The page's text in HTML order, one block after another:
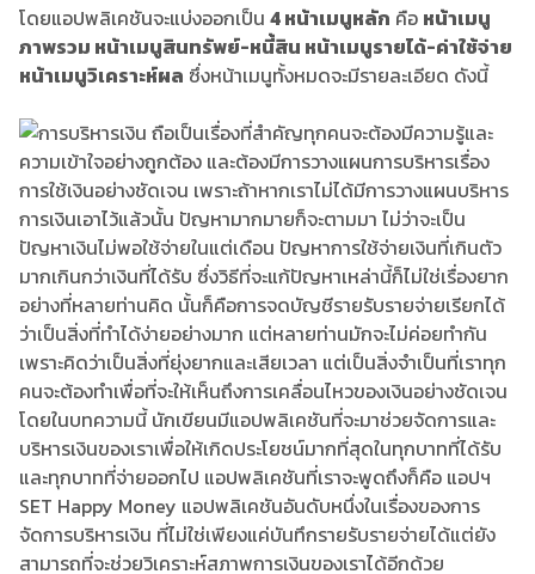
โดยแอปพลิเคชันจะแบ่งออกเป็น 4 หน้าเมนูหลัก คือ หน้าเมนู
ภาพรวม หน้าเมนูสินทรัพย์-หนี้สิน หน้าเมนูรายได้-ค่าใช้จ่าย
หน้าเมนูวิเคราะห์ผล ซึ่งหน้าเมนูทั้งหมดจะมีรายละเอียด ดังนี้